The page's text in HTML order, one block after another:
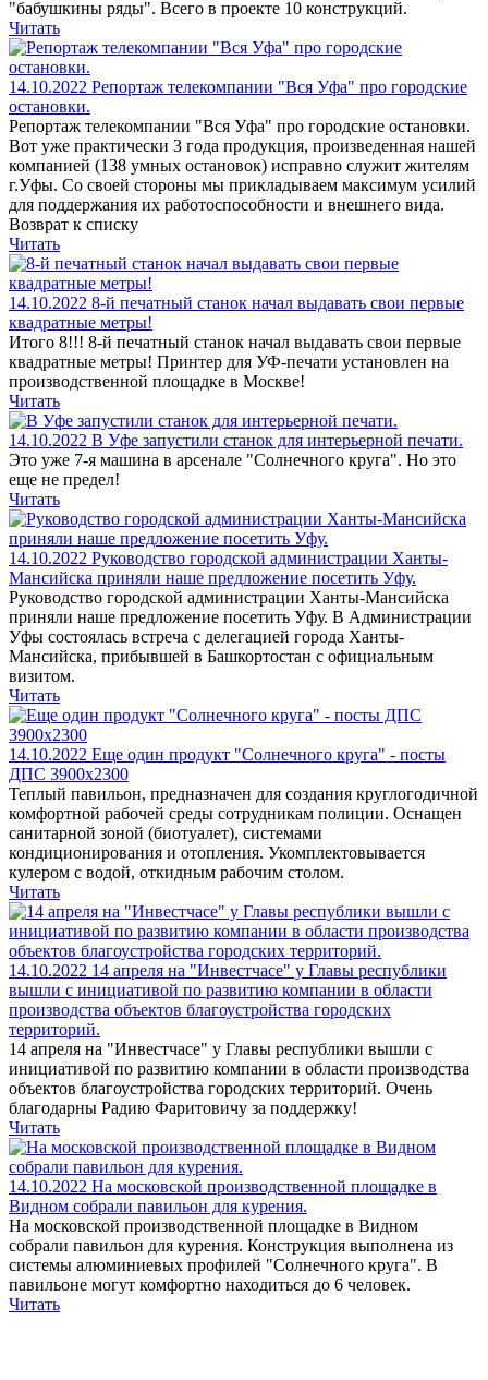
"бабушкины ряды". Всего в проекте 10 конструкций.
Читать
14.10.2022 Репортаж телекомпании "Вся Уфа" про городские
остановки.
Репортаж телекомпании "Вся Уфа" про городские остановки.
Вот уже практически 3 года продукция, произведенная нашей
компанией (138 умных остановок) исправно служит жителям
г.Уфы. Со своей стороны мы прикладываем максимум усилий
для поддержания их работоспособности и внешнего вида.
Возврат к списку
Читать
14.10.2022 8-й печатный станок начал выдавать свои первые
квадратные метры!
Итого 8!!! 8-й печатный станок начал выдавать свои первые
квадратные метры! Принтер для УФ-печати установлен на
производственной площадке в Москве!
Читать
14.10.2022 В Уфе запустили станок для интерьерной печати.
Это уже 7-я машина в арсенале "Солнечного круга". Но это
еще не предел!
Читать
14.10.2022 Руководство городской администрации Ханты-
Мансийска приняли наше предложение посетить Уфу.
Руководство городской администрации Ханты-Мансийска
приняли наше предложение посетить Уфу. В Администрации
Уфы состоялась встреча с делегацией города Ханты-
Мансийска, прибывшей в Башкортостан с официальным
визитом.
Читать
14.10.2022 Еще один продукт "Солнечного круга" - посты
ДПС 3900х2300
Теплый павильон, предназначен для создания круглогодичной
комфортной рабочей среды сотрудникам полиции. Оснащен
санитарной зоной (биотуалет), системами
кондиционирования и отопления. Укомплектовывается
кулером с водой, откидным рабочим столом.
Читать
14.10.2022 14 апреля на "Инвестчасе" у Главы республики
вышли с инициативой по развитию компании в области
производства объектов благоустройства городских
территорий.
14 апреля на "Инвестчасе" у Главы республики вышли с
инициативой по развитию компании в области производства
объектов благоустройства городских территорий. Очень
благодарны Радию Фаритовичу за поддержку!
Читать
14.10.2022 На московской производственной площадке в
Видном собрали павильон для курения.
На московской производственной площадке в Видном
собрали павильон для курения. Конструкция выполнена из
системы алюминиевых профилей "Солнечного круга". В
павильоне могут комфортно находиться до 6 человек.
Читать